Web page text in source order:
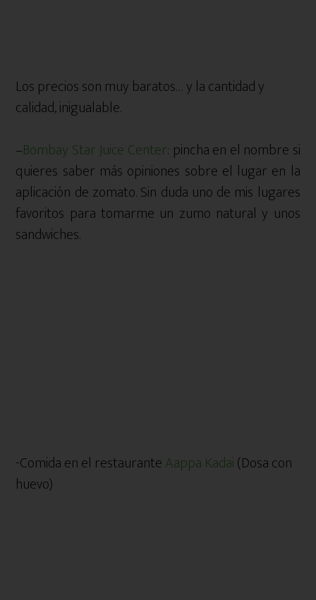
Los precios son muy baratos… y la cantidad y
calidad, inigualable.
–Bombay Star Juice Center: pincha en el nombre si
quieres saber más opiniones sobre el lugar en la
aplicación de zomato. Sin duda uno de mis lugares
favoritos para tomarme un zumo natural y unos
sandwiches.
-Comida en el restauranteAappa Kadai(Dosa con
huevo)